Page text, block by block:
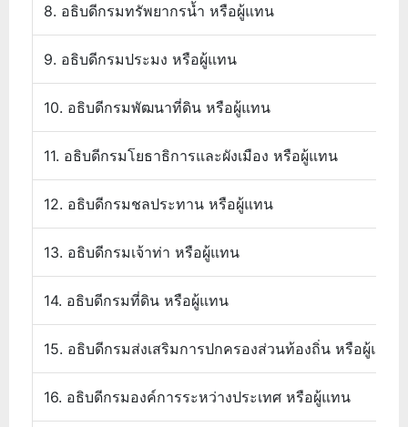
8. อธิบดีกรมทรัพยากรน้ำ หรือผู้แทน
9. อธิบดีกรมประมง หรือผู้แทน
10. อธิบดีกรมพัฒนาที่ดิน หรือผู้แทน
11. อธิบดีกรมโยธาธิการและผังเมือง หรือผู้แทน
12. อธิบดีกรมชลประทาน หรือผู้แทน
13. อธิบดีกรมเจ้าท่า หรือผู้แทน
14. อธิบดีกรมที่ดิน หรือผู้แทน
15. อธิบดีกรมส่งเสริมการปกครองส่วนท้องถิ่น หรือผู้แทน
16. อธิบดีกรมองค์การระหว่างประเทศ หรือผู้แทน